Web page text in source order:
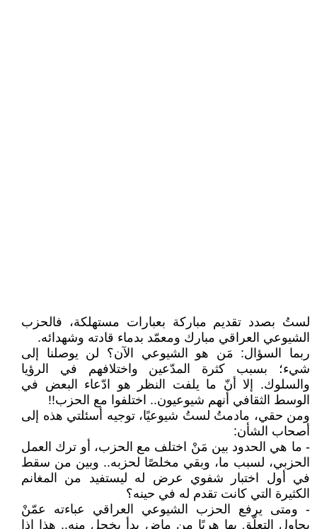
لستُ بصدد تقديم مباركة بعبارات مستهلكة، فالحزب
الشيوعي العراقي مبارك ومعمّد بدماء قادته وشهدائه.
ربما السؤال: مَن هو الشيوعي الآن؟ لن يوصلنا إلى
شيء؛ بسبب كثرة المدّعين واختلافهم في الرؤيا
والسلوك. إلا أنّ ما يلفت النظر هو ادّعاء البعض في
الوسط الثقافي أنهم شيوعيون.. اختلفوا مع الحزب!!
ومن حقي، مادمتُ لستُ شيوعيًا، توجيه أسئلتي هذه إلى
أصحاب الشأن:
- ما هي الحدود بين مَنْ اختلف مع الحزب، أو ترك العمل
الحزبي، لسبب ما، وبقي مخلصًا لحزبه.. وبين من سقط
في أول اختبار شفوي عرض له ليستفيد من المغانم
الكثيرة التي كانت تقدم له في حينه؟
- ومتى يرفع الحزب الشيوعي العراقي عباءته عمّنْ
يحاول التعلّق بها هربًا من ماضٍ بدأ يخجل منه.. هذا إذا